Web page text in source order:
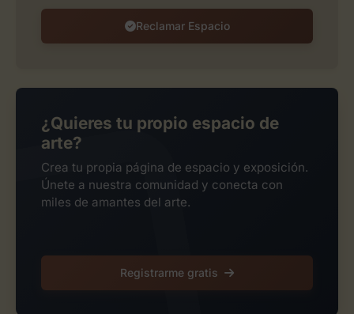
Reclamar Espacio
¿Quieres tu propio espacio de
arte?
Crea tu propia página de espacio y exposición.
Únete a nuestra comunidad y conecta con
miles de amantes del arte.
Registrarme gratis